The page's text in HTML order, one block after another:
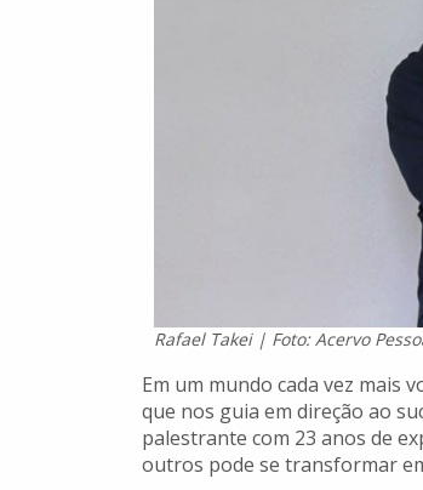
Rafael Takei | Foto: Acervo
Em um mundo cada vez mais
que nos guia em direção ao
palestrante com 23 anos de
outros pode se transformar